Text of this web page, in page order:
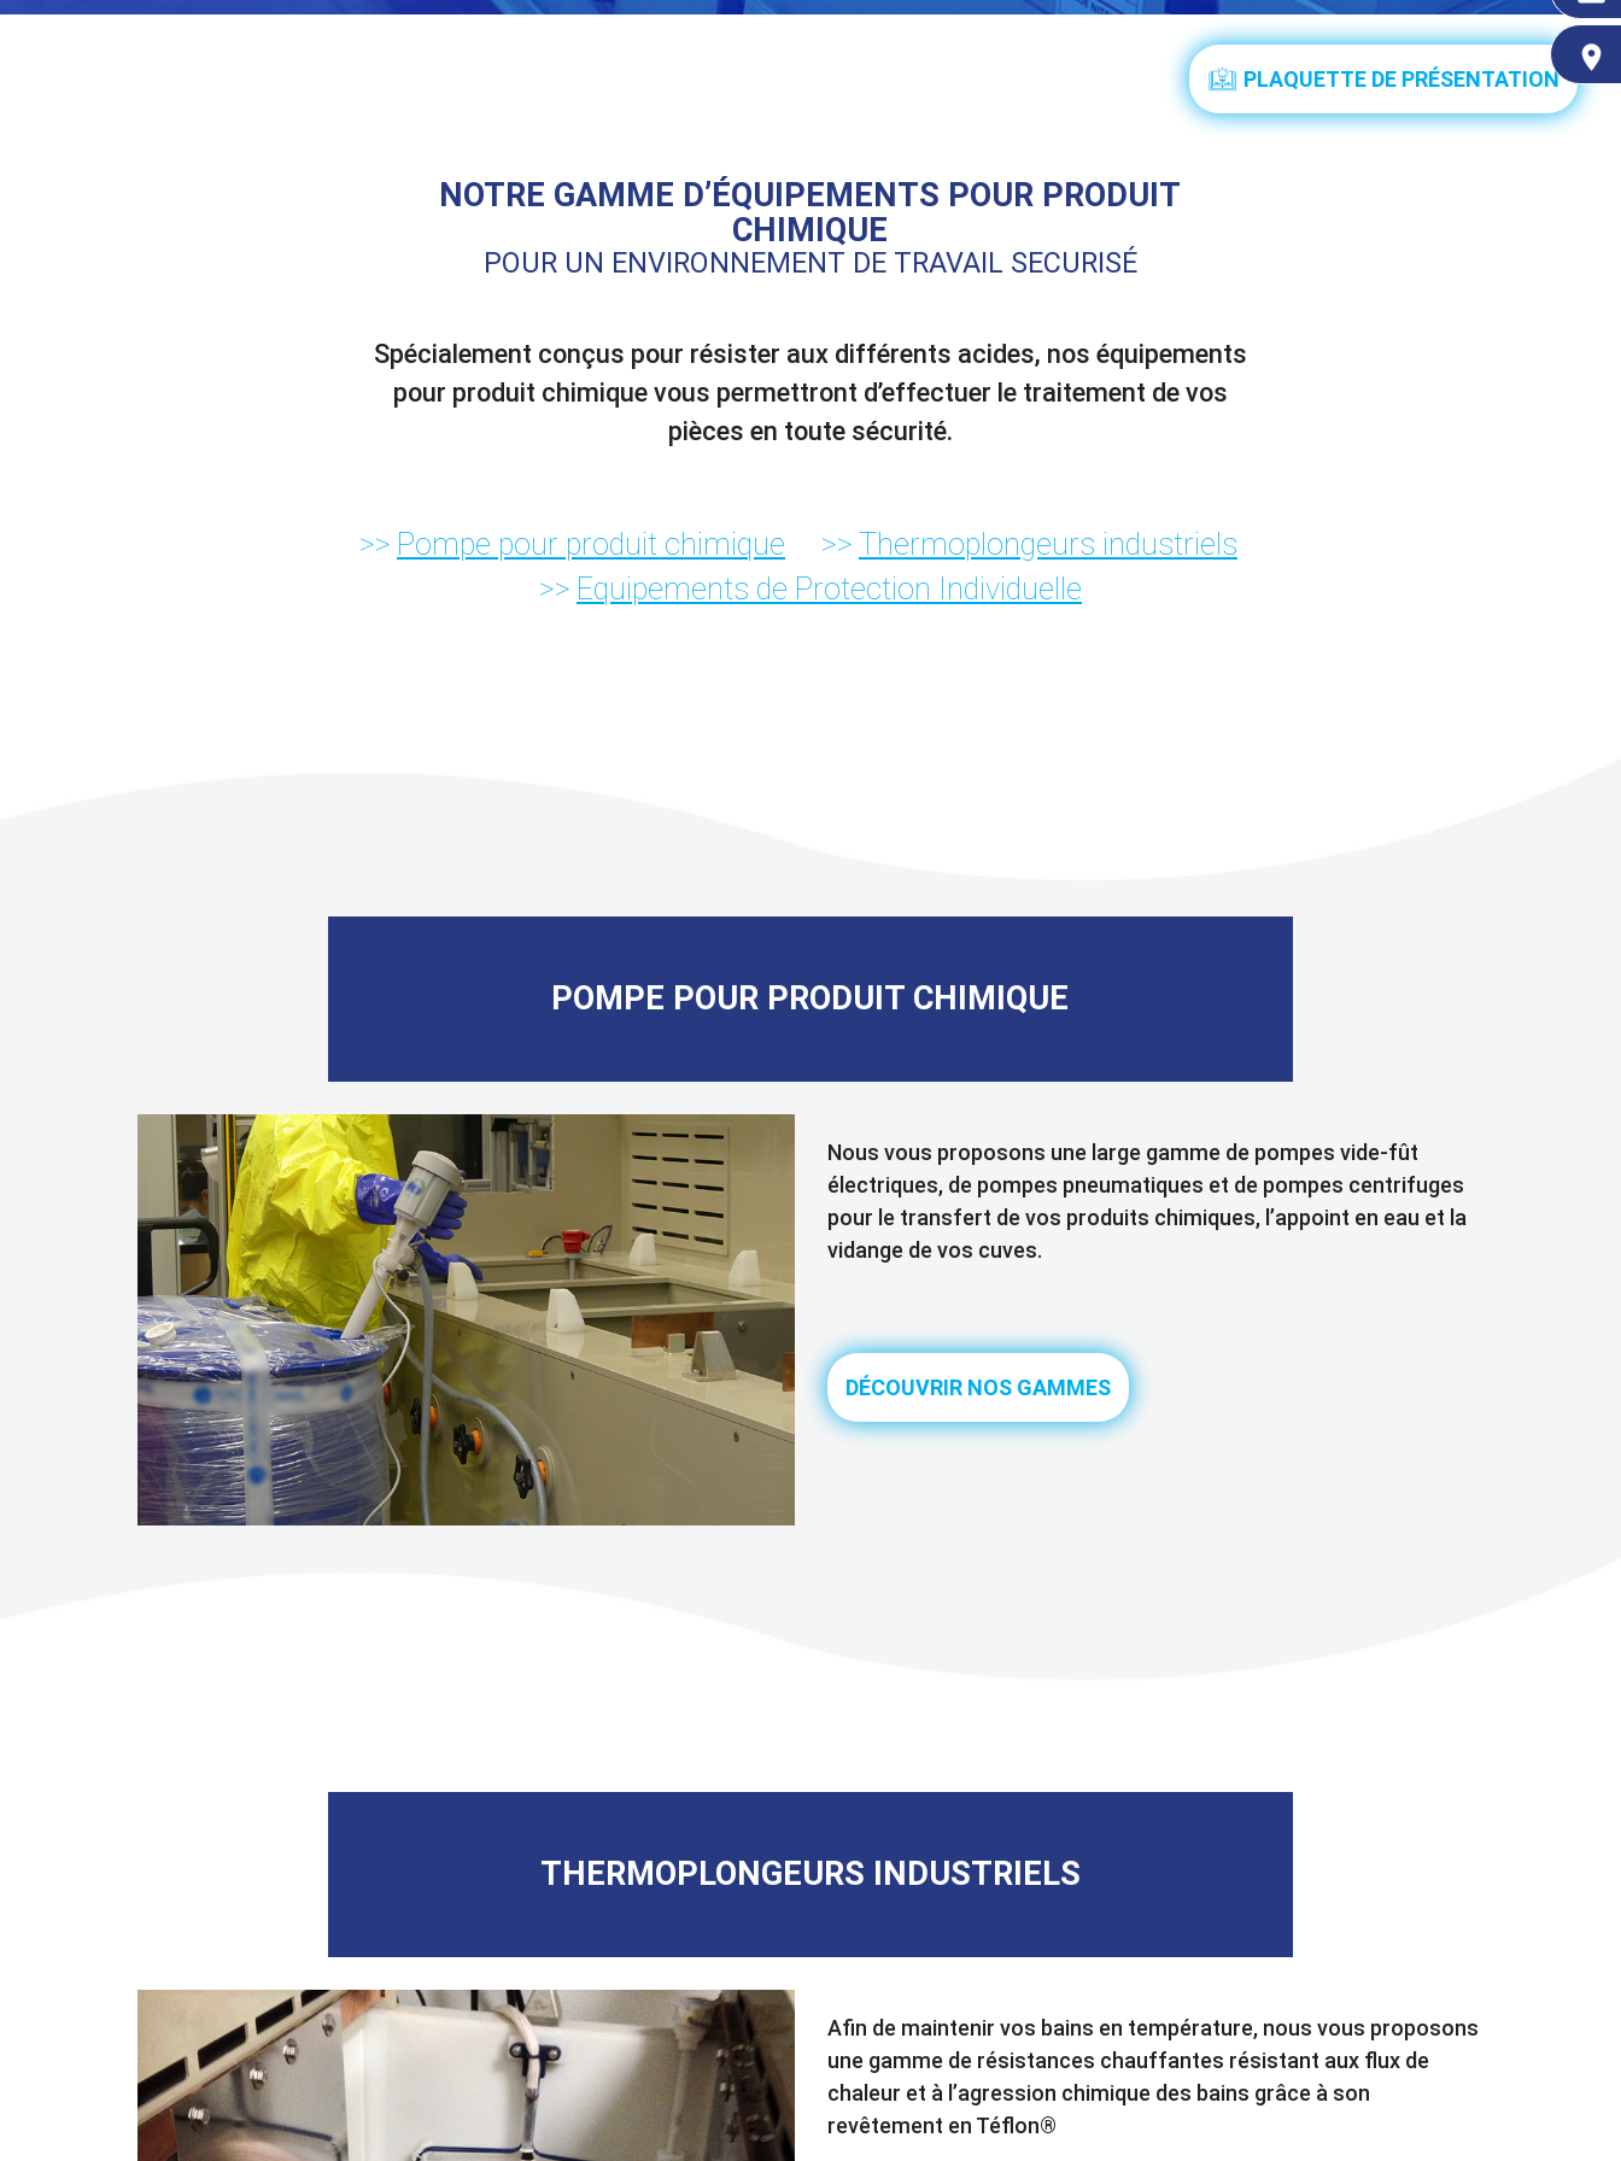
place
PLAQUETTE DE PRÉSENTATION
NOTRE GAMME D’ÉQUIPEMENTS POUR PRODUIT
CHIMIQUE
POUR UN ENVIRONNEMENT DE TRAVAIL SECURISÉ
Spécialement conçus pour résister aux différents acides, nos équipements
pour produit chimique vous permettront d’effectuer le traitement de vos
pièces en toute sécurité.
Pompe pour produit chimique
Thermoplongeurs industriels
Equipements de Protection Individuelle
POMPE POUR PRODUIT CHIMIQUE
Nous vous proposons une large gamme de pompes vide-fût
électriques, de pompes pneumatiques et de pompes centrifuges
pour le transfert de vos produits chimiques, l’appoint en eau et la
vidange de vos cuves.
DÉCOUVRIR NOS GAMMES
THERMOPLONGEURS INDUSTRIELS
Afin de maintenir vos bains en température, nous vous proposons
une gamme de résistances chauffantes résistant aux flux de
chaleur et à l’agression chimique des bains grâce à son
revêtement en Téflon®